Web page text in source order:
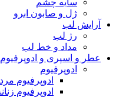
سایه چشم
ژل و صابون ابرو
آرایش لب
رژ لب
مداد و خط لب
عطر و اسپری و ادوپرفیوم
ادوپرفیوم
ادوپرفیوم
ادوپرفیوم